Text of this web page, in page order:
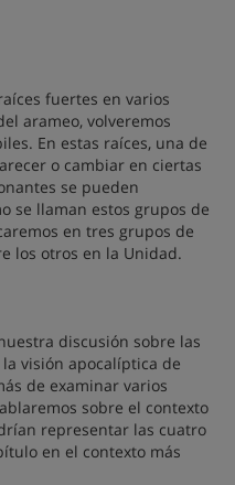
fuertes en varios
arameo, volveremos
En estas raíces, una de
o cambiar en ciertas
se pueden
se llaman estos grupos de
en tres grupos de
los otros en la Unidad.
discusión sobre las
visión apocalíptica de
de examinar varios
sobre el contexto
representar las cuatro
en el contexto más